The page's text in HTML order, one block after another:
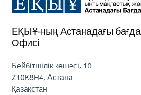
ЕҚЫҰ-ның Астанадағы
Офисі
Бейбітшілік көшесі, 10
Z10K8H4,Астана
Қазақстан